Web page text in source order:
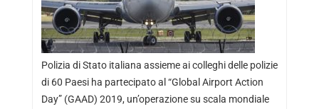
Polizia di Stato italiana assieme ai colleghi delle polizie
di 60 Paesi ha partecipato al “Global Airport Action
Day” (GAAD) 2019, un’operazione su scala mondiale